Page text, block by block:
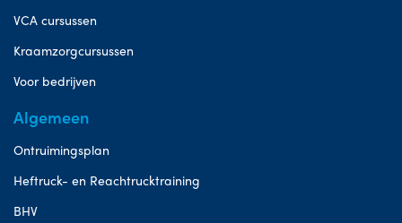
VCA cursussen
Kraamzorgcursussen
Voor bedrijven
Algemeen
Ontruimingsplan
Heftruck- en Reachtrucktraining
BHV